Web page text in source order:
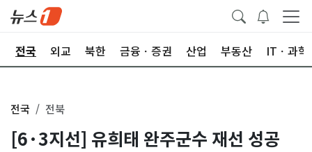
전국 외교 북한 금융ㆍ증권 산업 부동산 ITㆍ과학
전국 전북
[6·3지선] 유희태 완주군수 재선 성공